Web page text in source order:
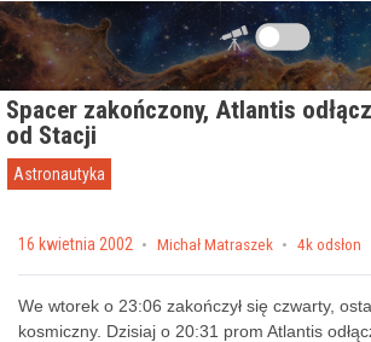
Przejdź do zawartości
Spacer zakończony, Atlantis
od Stacji
Astronautyka
Posted on
16 kwietnia 2002 by Michał Matraszek 4k odsłon
We wtorek o 23:06 zakończył się czwarty,
kosmiczny. Dzisiaj o 20:31 prom Atlantis